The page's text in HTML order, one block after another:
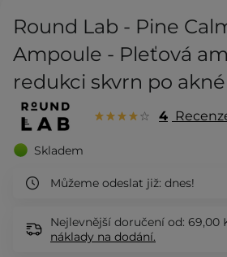
Round Lab - Pine
Ampoule - Pleťová
redukci skvrn po
4
Skladem
Můžeme odeslat již: dnes!
Nejlevnější doručení od: 69,00
náklady na dodání.